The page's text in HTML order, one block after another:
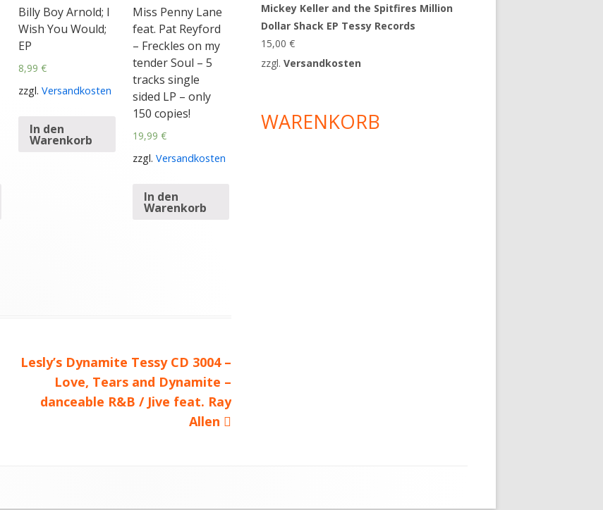
Billy Boy Arnold; I
Wish You Would;
EP
8,99€
zzgl.Versandkosten
In den
Warenkorb
Miss Penny Lane
feat. Pat Reyford
– Freckles on my
tender Soul – 5
tracks single
sided LP – only
150 copies!
19,99 €
zzgl. Versandkosten
In den
Warenkorb
Nächster
Beitrag
Lesly’s Dynamite Tessy CD 3004 –
Love, Tears and Dynamite –
danceable R&B / Jive feat. Ray
Allen
Mickey Keller and the Spitfires Million
Dollar Shack EP Tessy Records
15,00€
zzgl.Versandkosten
WARENKORB